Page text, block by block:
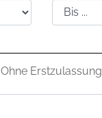
Ohne Erstzulassung